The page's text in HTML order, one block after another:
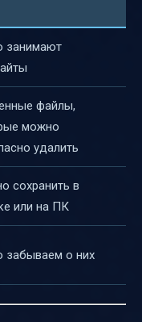
занимают
файлы,
можно
удалить
сохранить в
или на ПК
забываем о них